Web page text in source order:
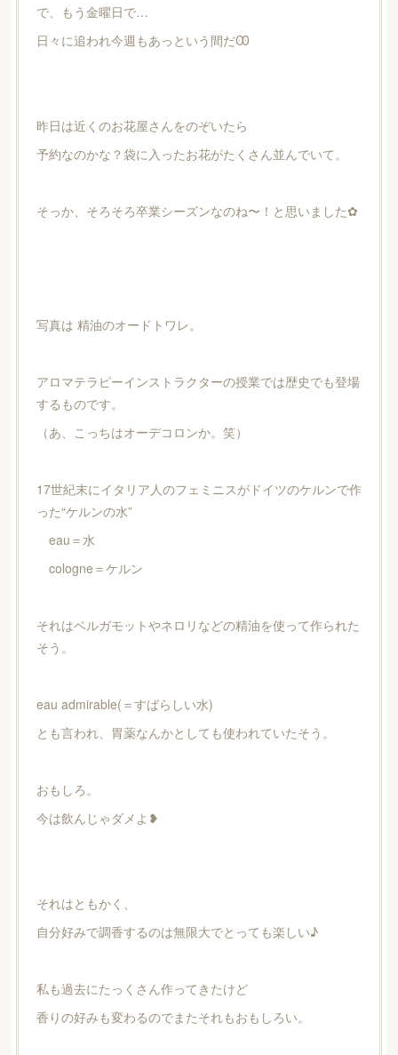
で、もう金曜日で…
日々に追われ今週もあっという間だꙬ
昨日は近くのお花屋さんをのぞいたら
予約なのかな？袋に入ったお花がたくさん並んでいて。
そっか、そろそろ卒業シーズンなのね〜！と思いました✿
写真は 精油のオードトワレ。
アロマテラピーインストラクターの授業では歴史でも登場
するものです。
（あ、こっちはオーデコロンか。笑）
17世紀末にイタリア人のフェミニスがドイツのケルンで作
った“ケルンの水”
eau＝水
cologne＝ケルン
それはベルガモットやネロリなどの精油を使って作られた
そう。
eau admirable(＝すばらしい水)
とも言われ、胃薬なんかとしても使われていたそう。
おもしろ。
今は飲んじゃダメよ❥
それはともかく、
自分好みで調香するのは無限大でとっても楽しい♪
私も過去にたっくさん作ってきたけど
香りの好みも変わるのでまたそれもおもしろい。